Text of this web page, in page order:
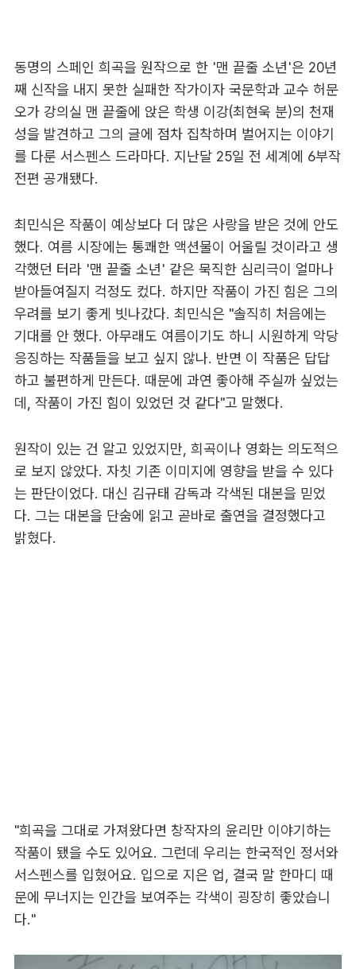
동명의 스페인 희곡을 원작으로 한 '맨 끝줄 소년'은 20년
째 신작을 내지 못한 실패한 작가이자 국문학과 교수 허문
오가 강의실 맨 끝줄에 앉은 학생 이강(최현욱 분)의 천재
성을 발견하고 그의 글에 점차 집착하며 벌어지는 이야기
를 다룬 서스펜스 드라마다. 지난달 25일 전 세계에 6부작
전편 공개됐다.
최민식은 작품이 예상보다 더 많은 사랑을 받은 것에 안도
했다. 여름 시장에는 통쾌한 액션물이 어울릴 것이라고 생
각했던 터라 '맨 끝줄 소년' 같은 묵직한 심리극이 얼마나
받아들여질지 걱정도 컸다. 하지만 작품이 가진 힘은 그의
우려를 보기 좋게 빗나갔다. 최민식은 "솔직히 처음에는
기대를 안 했다. 아무래도 여름이기도 하니 시원하게 악당
응징하는 작품들을 보고 싶지 않나. 반면 이 작품은 답답
하고 불편하게 만든다. 때문에 과연 좋아해 주실까 싶었는
데, 작품이 가진 힘이 있었던 것 같다"고 말했다.
원작이 있는 건 알고 있었지만, 희곡이나 영화는 의도적으
로 보지 않았다. 자칫 기존 이미지에 영향을 받을 수 있다
는 판단이었다. 대신 김규태 감독과 각색된 대본을 믿었
다. 그는 대본을 단숨에 읽고 곧바로 출연을 결정했다고
밝혔다.
"희곡을 그대로 가져왔다면 창작자의 윤리만 이야기하는
작품이 됐을 수도 있어요. 그런데 우리는 한국적인 정서와
서스펜스를 입혔어요. 입으로 지은 업, 결국 말 한마디 때
문에 무너지는 인간을 보여주는 각색이 굉장히 좋았습니
다."